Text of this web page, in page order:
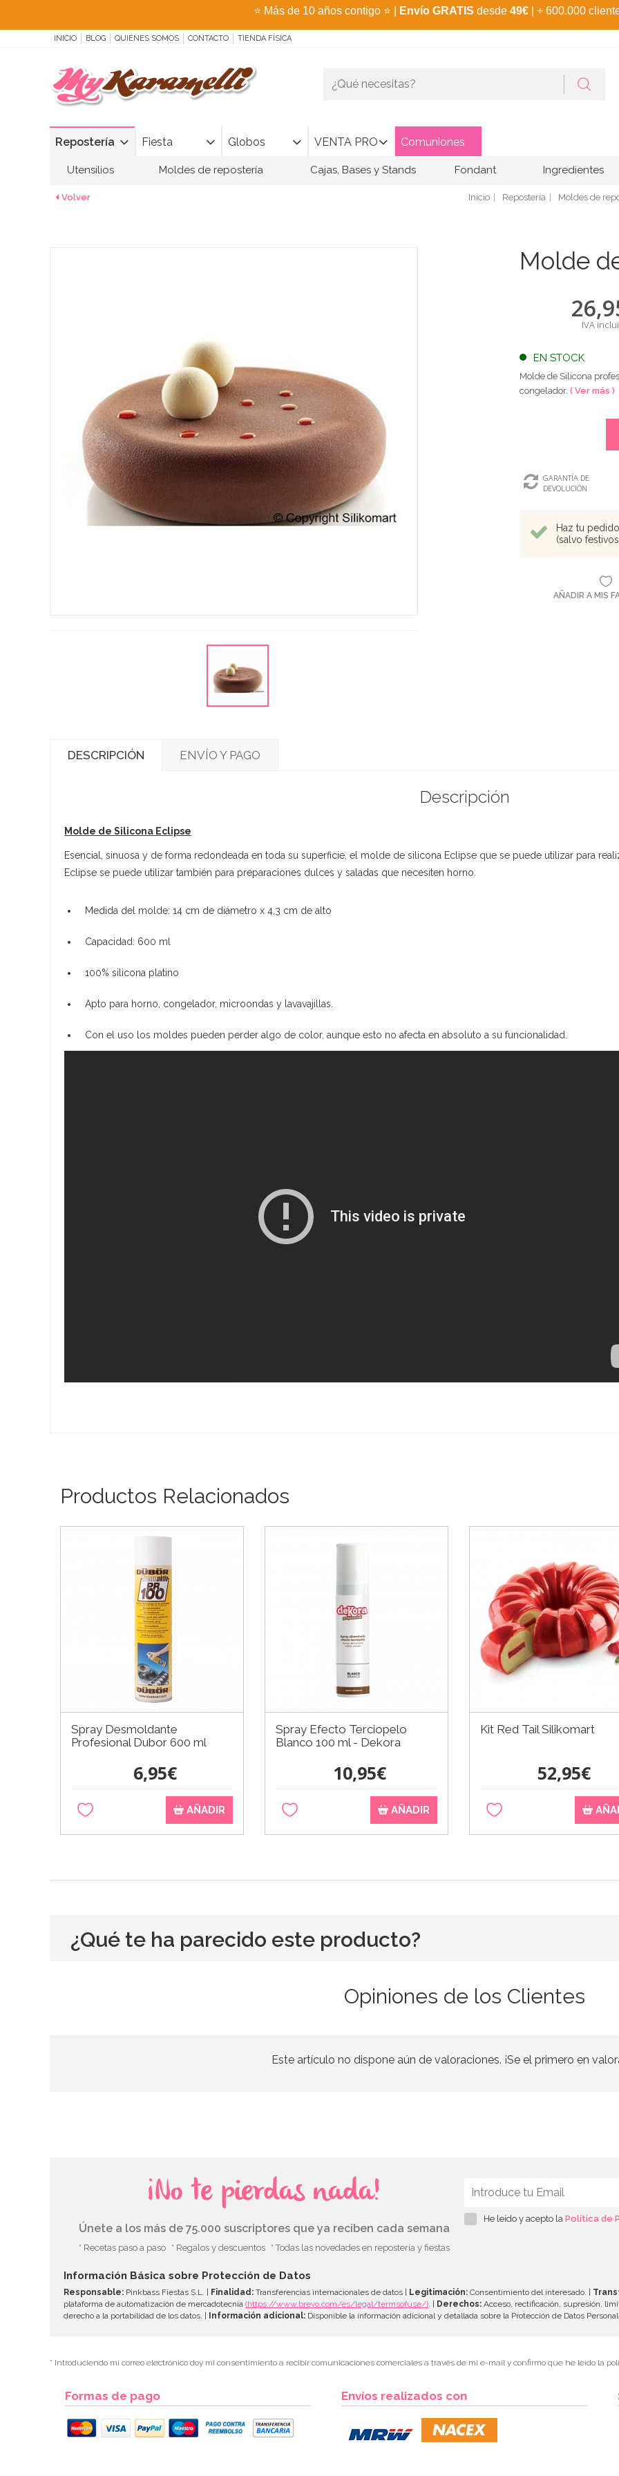
⭐ Más de 10 años contigo ⭐ Envío GRATIS desde 49€ | + 600.000
INICIO BLOG QUIÉNES SOMOS CONTACTO TIENDA FÍSICA
Repostería Fiesta Globos VENTA PRO Comuniones
Utensilios Moldes de repostería Cajas, Bases y Stands Fondant Ingredientes
Volver Inicio Repostería Moldes de
Molde
IVA
EN STOCK
Molde de Silicona
congelador. ( Ver más )
GARANTÍA DE
DEVOLUCIÓN
Haz tu
(salvo
AÑADIR A MIS
DESCRIPCIÓN ENVÍO Y PAGO
Descripción
Molde de Silicona Eclipse
Esencial, sinuosa y de forma redondeada en toda su superficie, el molde de silicona Eclipse que se puede utilizar para
Eclipse se puede utilizar también para preparaciones dulces y saladas que necesiten horno.
Medida del molde: 14 cm de diámetro x 4,3 cm de alto
Capacidad: 600 ml
100% silicona platino
Apto para horno, congelador, microondas y lavavajillas.
Con el uso los moldes pueden perder algo de color, aunque esto no afecta en absoluto a su funcionalidad.
Productos Relacionados
Spray Desmoldante
Profesional Dubor 600 ml
6,95€
AÑADIR
Spray Efecto Terciopelo
Blanco 100 ml - Dekora
10,95€
AÑADIR
Kit Red Tail Silikomart
52,95€
¿Qué te ha parecido este producto?
Opiniones de los Clientes
Este artículo no dispone aún de valoraciones. ¡Se el primero en
¡No te pierdas nada!
Únete a los más de 75.000 suscriptores que ya reciben cada semana
* Recetas paso a paso * Regalos y descuentos * Todas las novedades en repostería y fiestas
He leído y acepto la Política de
Información Básica sobre Protección de Datos
Responsable: Pinkbass Fiestas S.L. | Finalidad: Transferencias internacionales de datos | Legitimación: Consentimiento del interesado. |
plataforma de automatización de mercadotecnia (https://www.brevo.com/es/legal/termsofuse/) . | Derechos: Acceso, rectificación, supresión,
derecho a la portabilidad de los datos. | Información adicional: Disponible la información adicional y detallada sobre la Protección de Datos
* Introduciendo mi correo electrónico doy mi consentimiento a recibir comunicaciones comerciales a través de mi e-mail y confirmo que he leído la
Formas de pago Envíos realizados con